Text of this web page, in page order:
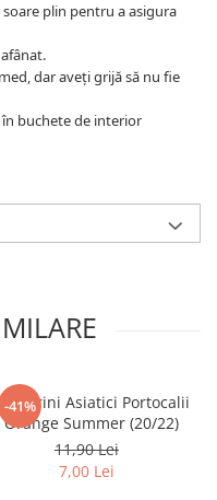
plin pentru a asigura
dar aveți grijă să nu fie
buchete de interior
-41%Crini Asiatici Portocalii
Orange Summer (20/22)
11,90 Lei
7,00 Lei